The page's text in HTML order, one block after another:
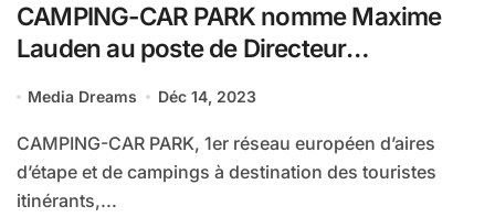
CAMPING-CAR PARK nomme Maxime
Lauden au poste de Directeur
Media Dreams Déc 14, 2023
CAMPING-CAR PARK, 1er réseau européen d’aires
d’étape et de campings à destination des touristes
itinérants,...